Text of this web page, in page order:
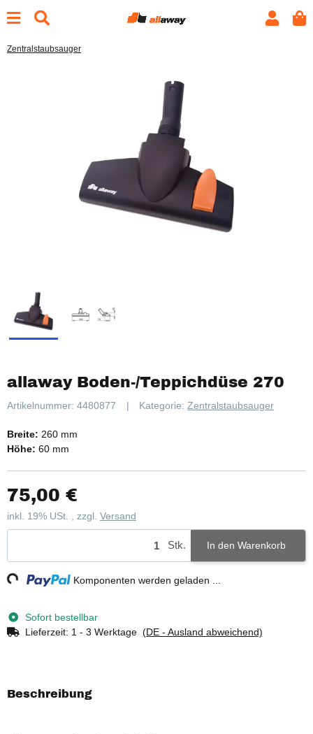
Zentralstaubsauger
allaway Boden-/Teppichdüse 270
Artikelnummer: 4480877 Kategorie: Zentralstaubsauger
Breite: 260 mm
Höhe: 60 mm
75,00 €
inkl. 19% USt. , zzgl. Versand
Stk. In den Warenkorb
Komponenten werden geladen ...
Sofort bestellbar
Lieferzeit: 1 - 3 Werktage (DE - Ausland abweichend)
Beschreibung